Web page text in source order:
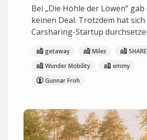
Bei „Die Höhle der Löwen“ gab
keinen Deal. Trotzdem hat sich
Carsharing-Startup
getaway Miles
Wunder Mobility
emmy
Gunnar Froh